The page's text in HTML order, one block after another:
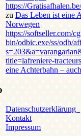
https://
zu Das Leben ist eine
Norwegen
https://softseller.com/
bin/odbic.exe/ss/odb/
title=lafreniere-
eine Achterbahn –
Datenschutzerklärung
Kontakt
Impressum